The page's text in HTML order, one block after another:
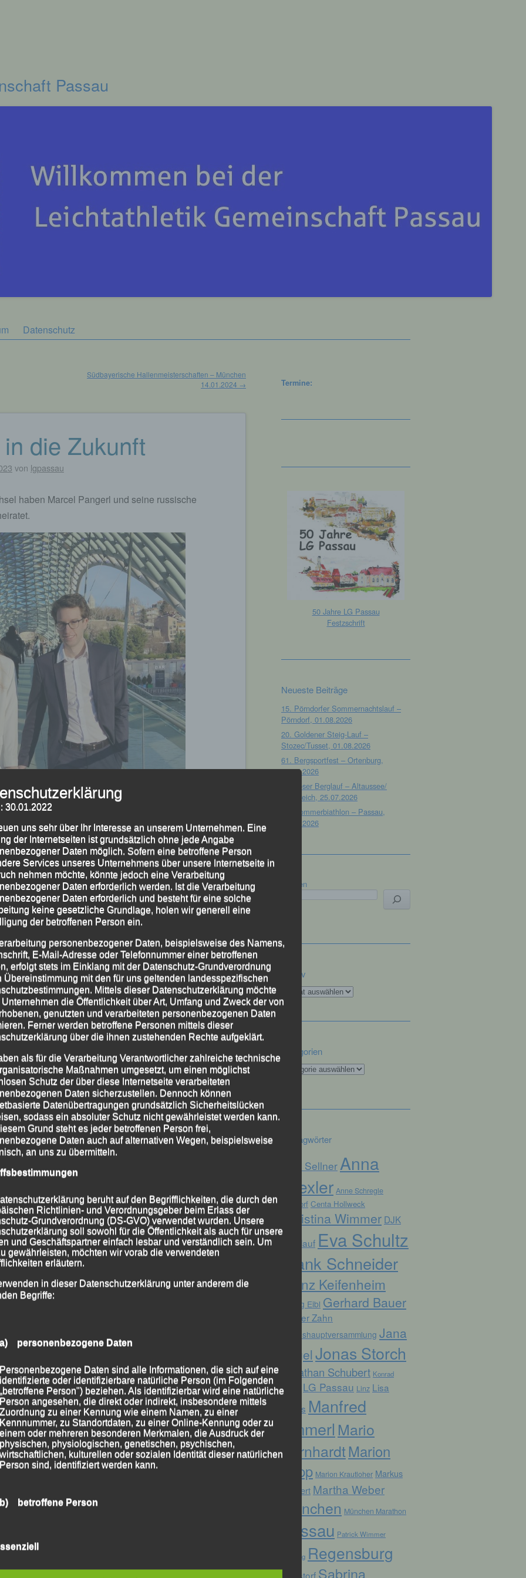
Passau
Datenschutz
Südbayerische Hallenmeisterschaften – München
14.01.2024 →
die Zukunft
von lgpassau
haben Marcel Pangerl und seine russische
Gute für Eure gemeinsame Zukunft!
Südbayerische Hallenmeisterschaften – München
14.01.2024→
Termine:
50 Jahre LG Passau
Festzschrift
Neueste Beiträge
15. Pörndorfer Sommernachtslauf –
Pörndorf, 01.08.2026
20. Goldener Steig-Lauf –
Stozec/Tusset, 01.08.2026
61. Bergsportfest – Ortenburg,
26.07.2026
12. Loser Berglauf – Altaussee/
Österreich, 25.07.2026
32. Sommerbiathlon – Passau,
18.07.2026
Suchen
Archiv
Archiv
Kategorien
Kategorien
Schlagwörter
Alex Sellner Anna
Drexler Anne Schregle
Arnstorf Centa Hollweck
Christina Wimmer DJK
Domlauf Eva Schultz
Frank Schneider
Franz Keifenheim
Georg Eibl Gerhard Bauer
Günter Zahn
Jahreshauptversammlung Jana
Vogel Jonas Storch
Jonathan Schubert Konrad
Kufner
LG Passau Linz Lisa
Fuchs Manfred
Ammerl Mario
BernhardtMarion
Kopp Marion Krautloher Markus
Weinert Martha Weber
München München Marathon
Passau Patrick Wimmer
Pocking Regensburg
Ruhstorf Sabrina
30.01.2022
uns sehr über Ihr Interesse an unserem Unternehmen. Eine
der Internetseiten ist grundsätzlich ohne jede Angabe
Daten möglich. Sofern eine betroffene Person
Services unseres Unternehmens über unsere Internetseite in
nehmen möchte, könnte jedoch eine Verarbeitung
Daten erforderlich werden. Ist die Verarbeitung
Daten erforderlich und besteht für eine solche
keine gesetzliche Grundlage, holen wir generell eine
der betroffenen Person ein.
personenbezogener Daten, beispielsweise des Namens,
E-Mail-Adresse oder Telefonnummer einer betroffenen
erfolgt stets im Einklang mit der Datenschutz-Grundverordnung
Übereinstimmung mit den für uns geltenden landesspezifischen
Mittels dieser Datenschutzerklärung möchte
die Öffentlichkeit über Art, Umfang und Zweck der von
genutzten und verarbeiteten personenbezogenen Daten
Ferner werden betroffene Personen mittels dieser
über die ihnen zustehenden Rechte aufgeklärt.
als für die Verarbeitung Verantwortlicher zahlreiche technische
Maßnahmen umgesetzt, um einen möglichst
Schutz der über diese Internetseite verarbeiteten
Daten sicherzustellen. Dennoch können
Datenübertragungen grundsätzlich Sicherheitslücken
sodass ein absoluter Schutz nicht gewährleistet werden kann.
Grund steht es jeder betroffenen Person frei,
Daten auch auf alternativen Wegen, beispielsweise
an uns zu übermitteln.
beruht auf den Begrifflichkeiten, die durch den
Richtlinien- und Verordnungsgeber beim Erlass der
Grundverordnung (DS-GVO) verwendet wurden. Unsere
soll sowohl für die Öffentlichkeit als auch für unsere
und Geschäftspartner einfach lesbar und verständlich sein. Um
gewährleisten, möchten wir vorab die verwendeten
erläutern.
in dieser Datenschutzerklärung unter anderem die
Begriffe:
a) personenbezogene Daten
Personenbezogene Daten sind alle Informationen, die sich auf eine
identifizierte oder identifizierbare natürliche Person (im Folgenden
„betroffene Person") beziehen. Als identifizierbar wird eine natürliche
Person angesehen, die direkt oder indirekt, insbesondere mittels
Zuordnung zu einer Kennung wie einem Namen, zu einer
Kennnummer, zu Standortdaten, zu einer Online-Kennung oder zu
einem oder mehreren besonderen Merkmalen, die Ausdruck der
physischen, physiologischen, genetischen, psychischen,
wirtschaftlichen, kulturellen oder sozialen Identität dieser natürlichen
Person sind, identifiziert werden kann.
b) betroffene Person
Verarbeitung Verantwortlichen verarbeitet werden.